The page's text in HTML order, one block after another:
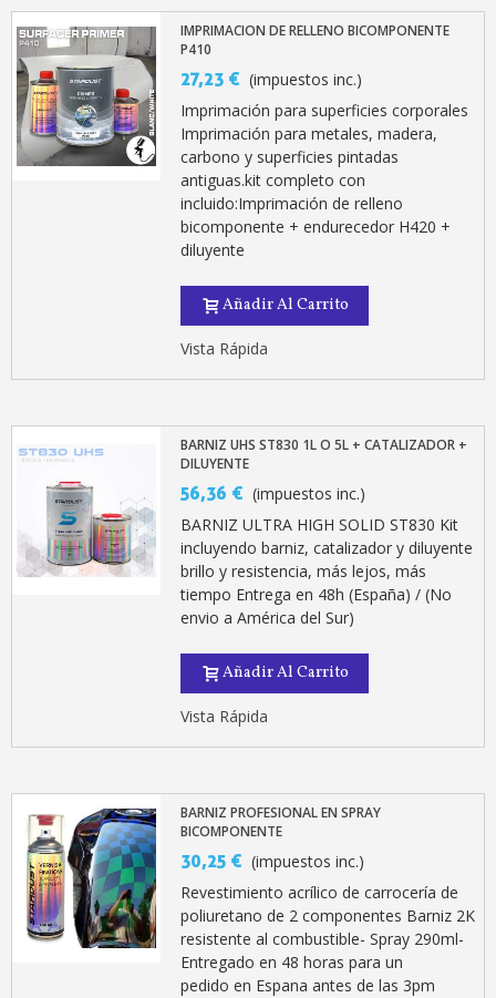
IMPRIMACION DE RELLENO BICOMPONENTE
P410
27,23 € (impuestos inc.)
Imprimación para superficies corporales
Imprimación para metales, madera,
carbono y superficies pintadas
antiguas.kit completo con
incluido:Imprimación de relleno
bicomponente + endurecedor H420 +
diluyente
Añadir Al Carrito
Vista Rápida
BARNIZ UHS ST830 1L O 5L + CATALIZADOR +
DILUYENTE
56,36 € (impuestos inc.)
BARNIZ ULTRA HIGH SOLID ST830 Kit
incluyendo barniz, catalizador y diluyente
brillo y resistencia, más lejos, más
tiempo Entrega en 48h (España) / (No
envio a América del Sur)
Añadir Al Carrito
Vista Rápida
BARNIZ PROFESIONAL EN SPRAY
BICOMPONENTE
30,25 € (impuestos inc.)
Revestimiento acrílico de carrocería de
poliuretano de 2 componentes Barniz 2K
resistente al combustible- Spray 290ml-
Entregado en 48 horas para un
pedido en Espana antes de las 3pm